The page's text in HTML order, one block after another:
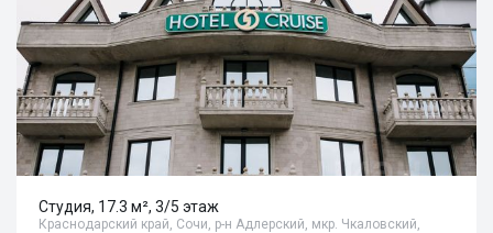
Студия, 17.3 м², 3/5 этаж
Краснодарский край, Сочи, р-н Адлерский, мкр. Чкаловский,